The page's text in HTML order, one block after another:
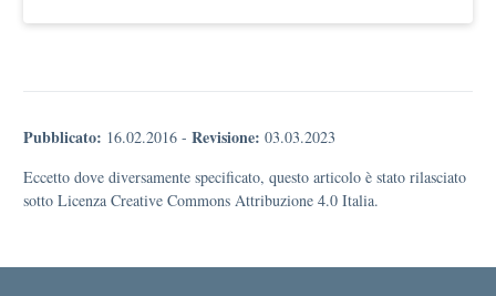
Pubblicato: 16.02.2016 - Revisione: 03.03.2023
Eccetto dove diversamente specificato, questo articolo è stato rilasciato
sotto Licenza Creative Commons Attribuzione 4.0 Italia.